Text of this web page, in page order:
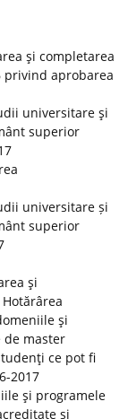
şi completarea
privind aprobarea
universitare şi
superior
universitare și
superior
şi
şi
master
ce pot fi
2017
şi programele
şi